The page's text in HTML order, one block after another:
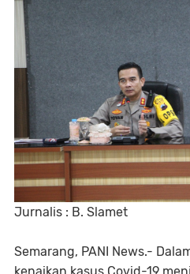
Jurnalis : B. Slamet
Semarang, PANI News.-
kenaikan kasus Covid-19